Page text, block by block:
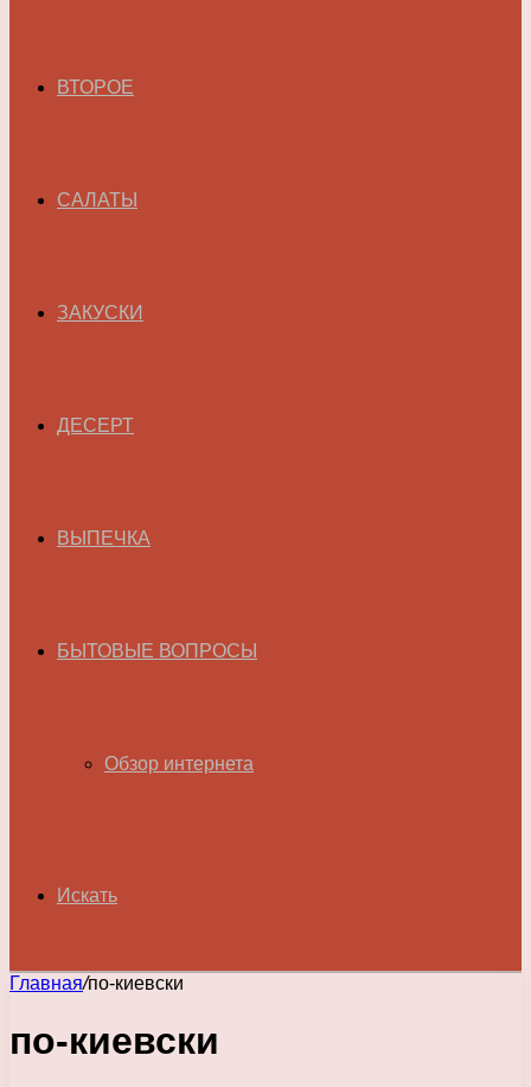
ВТОРОЕ
САЛАТЫ
ЗАКУСКИ
ДЕСЕРТ
ВЫПЕЧКА
БЫТОВЫЕ ВОПРОСЫ
Обзор интернета
Искать
Главная/по-киевски
по-киевски